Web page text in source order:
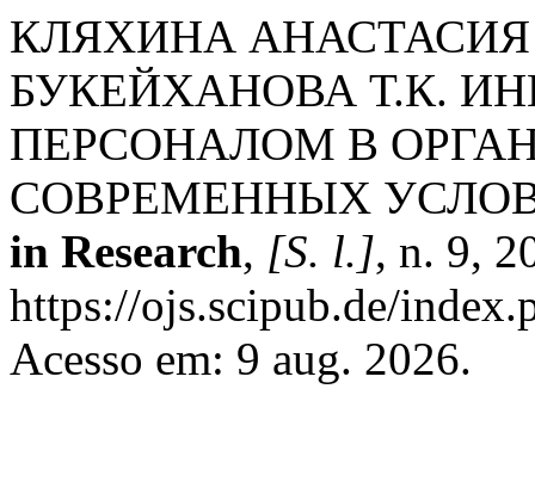
КЛЯХИНА
БУКЕЙХАНОВА Т.К.
ПЕРСОНАЛОМ В
СОВРЕМЕННЫХ
in Research, [S. l.], n. 9,
https://ojs.scipub.de/
Acesso em: 9 aug. 2026.